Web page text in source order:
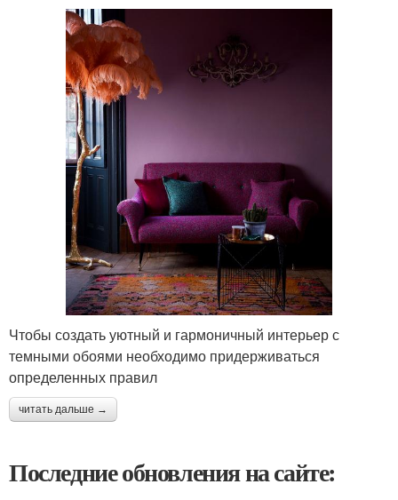
Чтобы создать уютный и гармоничный интерьер с
темными обоями необходимо придерживаться
определенных правил
читать дальше →
Последние обновления на сайте: